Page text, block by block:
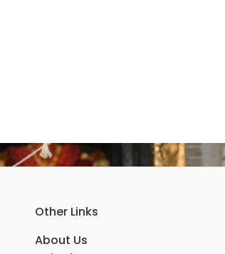
Other Links
About Us